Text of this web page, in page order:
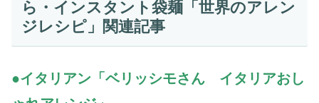
ら・インスタント袋麺「世界のアレン
ジレシピ」関連記事
●イタリアン「ベリッシモさん イタリアおし